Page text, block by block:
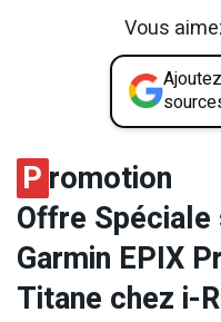
Vous
P romotion
Offre
Garmin EPIX
Titane chez i-